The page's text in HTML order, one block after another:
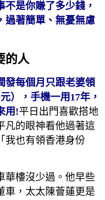
不是你賺了多少錢，
過著簡單、無憂無慮
的人
發每個月只跟老婆領
），手機一用17年，
用!平日出門喜歡搭地
凡的眼神看他過著這
我也有領香港身份
華樓沒少過。他早些
車，太太陳薈蓮更是